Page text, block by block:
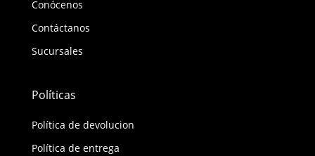
Conócenos
Contáctanos
Sucursales
Políticas
Política de devolucion
Política de entrega